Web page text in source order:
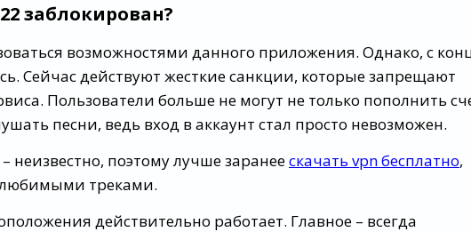
заблокирован?
возможностями данного приложения. Однако, с
Сейчас действуют жесткие санкции, которые запрещают
Пользователи больше не могут не только пополнить
песни, ведь вход в аккаунт стал просто невозможен.
неизвестно, поэтому лучше заранеескачать vpn бесплатно,
треками.
действительно работает. Главное – всегда